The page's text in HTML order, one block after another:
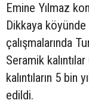
Emine Yılmaz
Dikkaya
çalışmalarında
Seramik
kalıntıların 5
edildi.